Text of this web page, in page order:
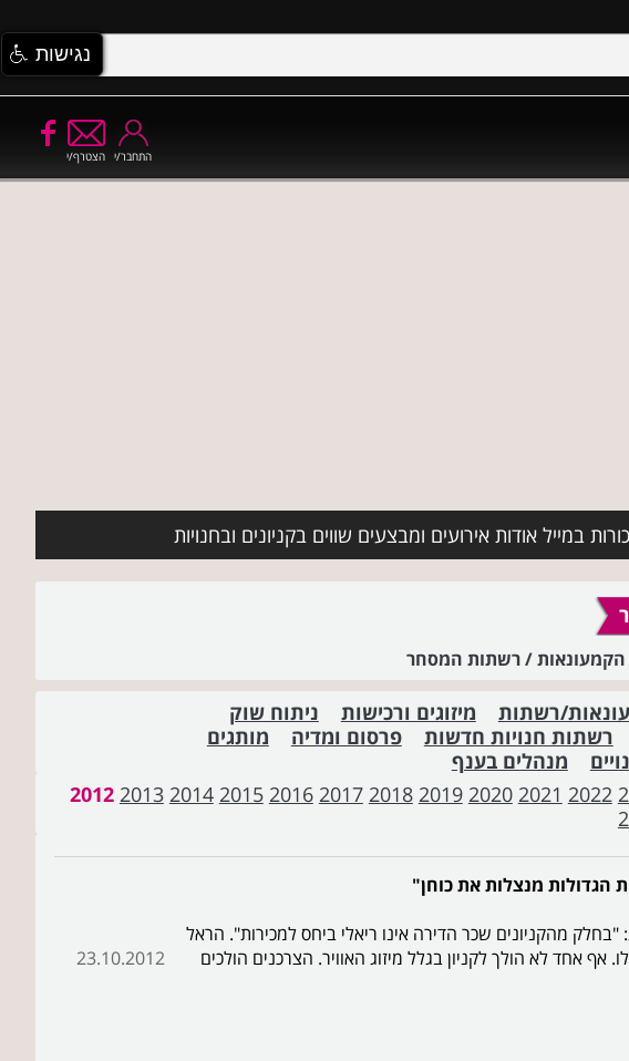
הצטרף/י התחבר/י
במייל אודות אירועים ומבצעים שווים בקניונים ובחנויות
הקמעונאות / רשתות המסחר
רשתות מיזוגים ורכישות
ניתוח שוק
רשתות חנויות חדשות פרסום ומדיה
מותגים
מנהלים בענף
2022
2021
2020
2019
2018
2017
2016
2015
2014
2013
2012
הגדולות מנצלות את כוחן"
מהקניונים שכר הדירה אינו ריאלי ביחס למכירות". הראל
אף אחד לא הולך לקניון בגלל מיזוג האוויר. הצרכנים הולכים
23.10.2012
נגישות